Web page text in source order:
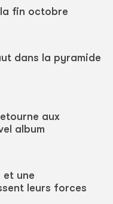
fin octobre
dans la pyramide
aux
album
et une
leurs forces